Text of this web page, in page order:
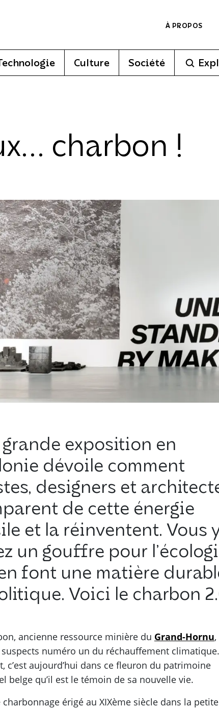
À PROPOS
Culture Société
charbon !
grande exposition en
dévoile comment
designers et
de cette énergie
et la réinventent. Vous
un gouffre pour
font une matière
Voici le charbon
ancienne ressource minière du Grand-Hornu
suspects numéro un du réchauffement climatique.
c’est aujourd’hui dans ce fleuron du patrimoine
belge qu’il est le témoin de sa nouvelle vie.
charbonnage érigé au XIXème siècle dans la